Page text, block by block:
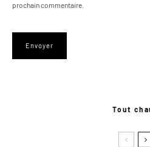
prochain commentaire.
Tout